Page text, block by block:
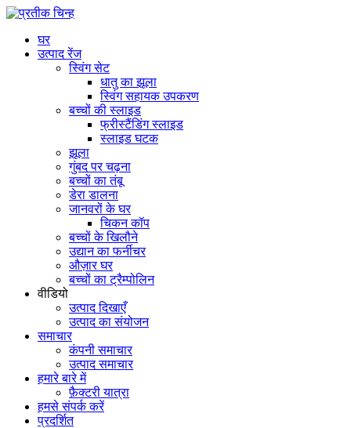
घर
उत्पाद रेंज
स्विंग सेट
धातु का झूला
स्विंग सहायक उपकरण
बच्चों की स्लाइड
फ्रीस्टैंडिंग स्लाइड
स्लाइड घटक
झूला
गुंबद पर चढ़ना
बच्चों का तंबू
डेरा डालना
जानवरों के घर
चिकन कॉप
बच्चों के खिलौने
उद्यान का फर्नीचर
औज़ार घर
बच्चों का ट्रैम्पोलिन
वीडियो
उत्पाद दिखाएँ
उत्पाद का संयोजन
समाचार
कंपनी समाचार
उत्पाद समाचार
हमारे बारे में
फ़ैक्टरी यात्रा
हमसे संपर्क करें
प्रदर्शित